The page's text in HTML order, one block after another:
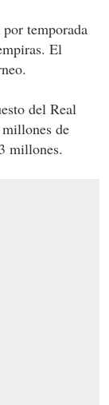
temporada
El
del Real
de
millones.